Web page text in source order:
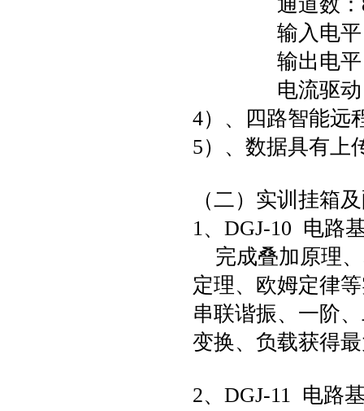
输入电平
输出电平
电流驱动：
4）、四路智能远
5）、数据具有上
（二）实训挂箱
1、DGJ-10 电路
完成叠加原理、
定理、欧姆定律
串联谐振、一阶
变换、负载获得
2、DGJ-11 电路